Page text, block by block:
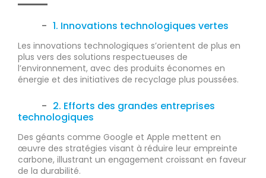
1. Innovations technologiques vertes
Les innovations technologiques s’orientent de plus en
plus vers des solutions respectueuses de
l’environnement, avec des produits économes en
énergie et des initiatives de recyclage plus poussées.
2. Efforts des grandes entreprises
technologiques
Des géants comme Google et Apple mettent en
œuvre des stratégies visant à réduire leur empreinte
carbone, illustrant un engagement croissant en faveur
de la durabilité.